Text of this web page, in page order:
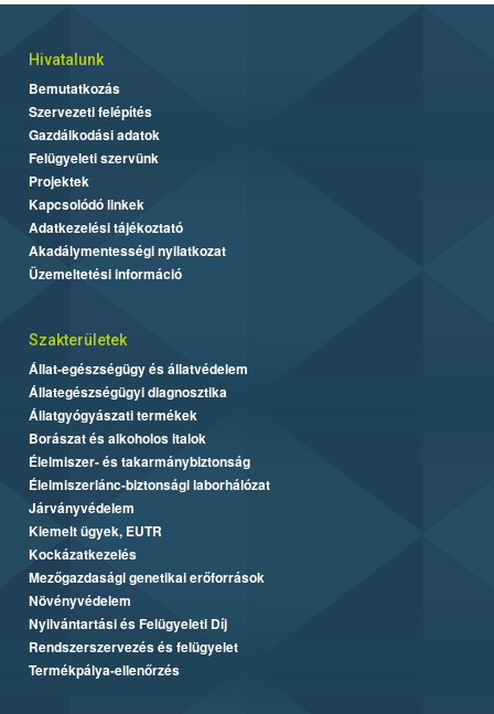
Hivatalunk
Bemutatkozás
Szervezeti felépítés
Gazdálkodási adatok
Felügyeleti szervünk
Projektek
Kapcsolódó linkek
Adatkezelési tájékoztató
Akadálymentességi nyilatkozat
Üzemeltetési információ
Szakterületek
Állat-egészségügy és állatvédelem
Állategészségügyi diagnosztika
Állatgyógyászati termékek
Borászat és alkoholos italok
Élelmiszer- és takarmánybiztonság
Élelmiszerlánc-biztonsági laborhálózat
Járványvédelem
Kiemelt ügyek, EUTR
Kockázatkezelés
Mezőgazdasági genetikai erőforrások
Növényvédelem
Nyilvántartási és Felügyeleti Díj
Rendszerszervezés és felügyelet
Termékpálya-ellenőrzés